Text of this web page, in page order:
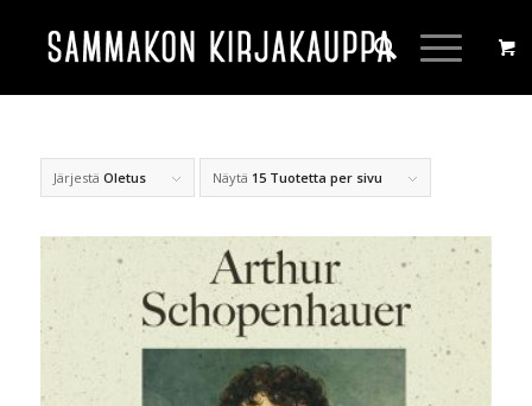
Järjestä Oletus Näytä 15 Tuotetta per sivu